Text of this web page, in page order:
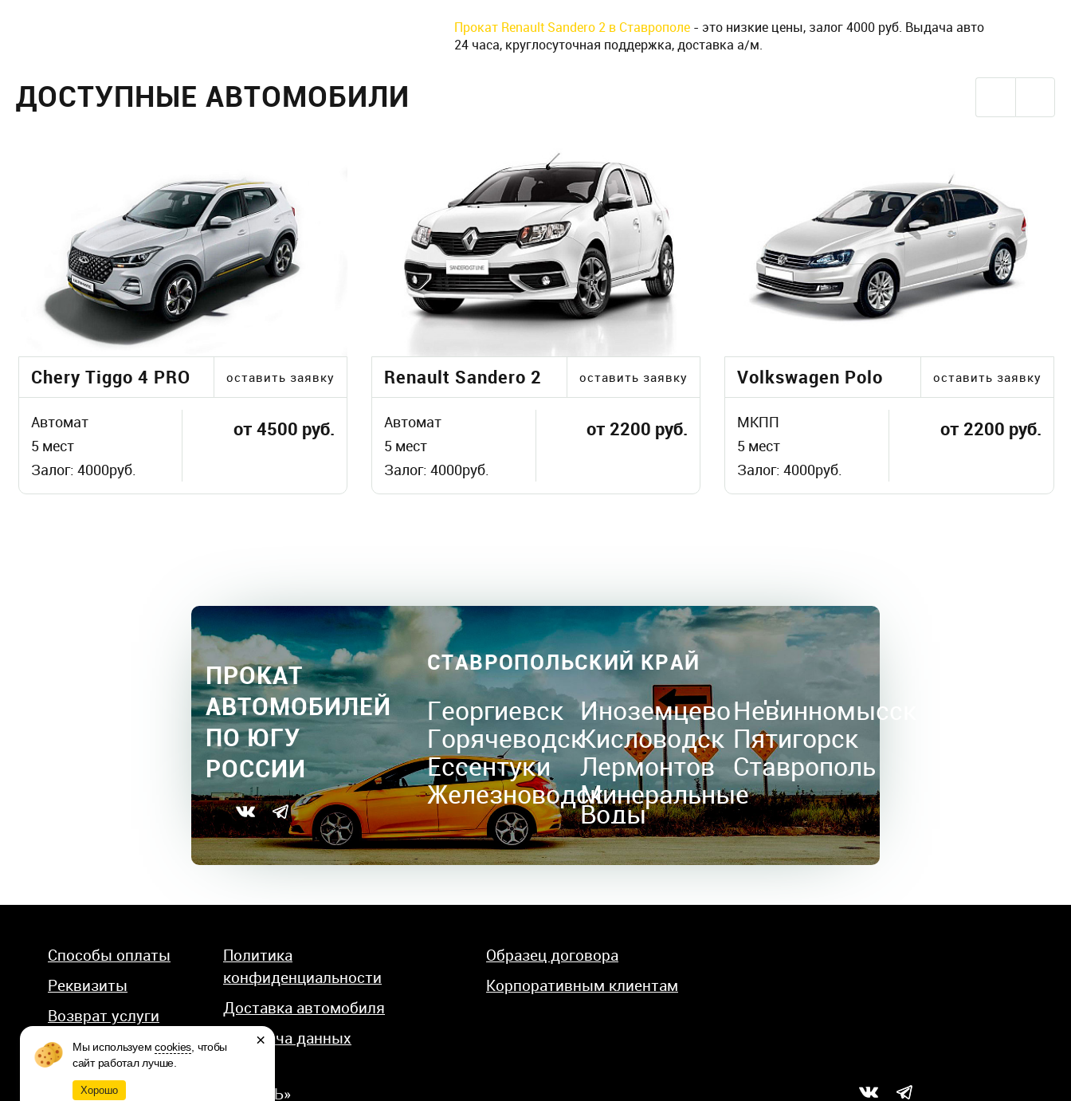
Прокат Renault Sandero 2 в Ставрополе - это низкие цены, залог 4000 руб. Выдача авто
24 часа, круглосуточная поддержка, доставка а/м.
ДОСТУПНЫЕ АВТОМОБИЛИ
Chery Tiggo 4 PRO оставить заявку
Автомат
5 мест
Залог: 4000руб.
от 4500 руб.
Renault Sandero 2 оставить заявку
Автомат
5 мест
Залог: 4000руб.
от 2200 руб.
Volkswagen Polo оставить заявку
МКПП
5 мест
Залог: 4000руб.
от 2200 руб.
ПРОКАТ
АВТОМОБИЛЕЙ
ПО ЮГУ
РОССИИ
СТАВРОПОЛЬСКИЙ КРАЙ
Георгиевск
Горячеводск
Ессентуки
Железноводск
Иноземцево
Кисловодск
Лермонтов
Минеральные
Воды
Невинномысск
Пятигорск
Ставрополь
Способы оплаты
Реквизиты
Возврат услуги
Политика
конфиденциальности
Доставка автомобиля
Передача данных
Образец договора
Корпоративным клиентам
© 2026 КОМПАНИЯ «АВТОСТИЛЬ»
Мы используемcookies , чтобы
сайт работал лучше.
Хорошо
×